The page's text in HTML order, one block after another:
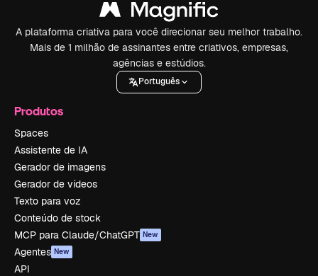
A plataforma criativa para você direcionar seu melhor trabalho.
Mais de 1 milhão de assinantes entre criativos, empresas,
agências e estúdios.
Português
Produtos
Spaces
Assistente de IA
Gerador de imagens
Gerador de vídeos
Texto para voz
Conteúdo de stock
MCP para Claude/ChatGPT New
Agentes New
API